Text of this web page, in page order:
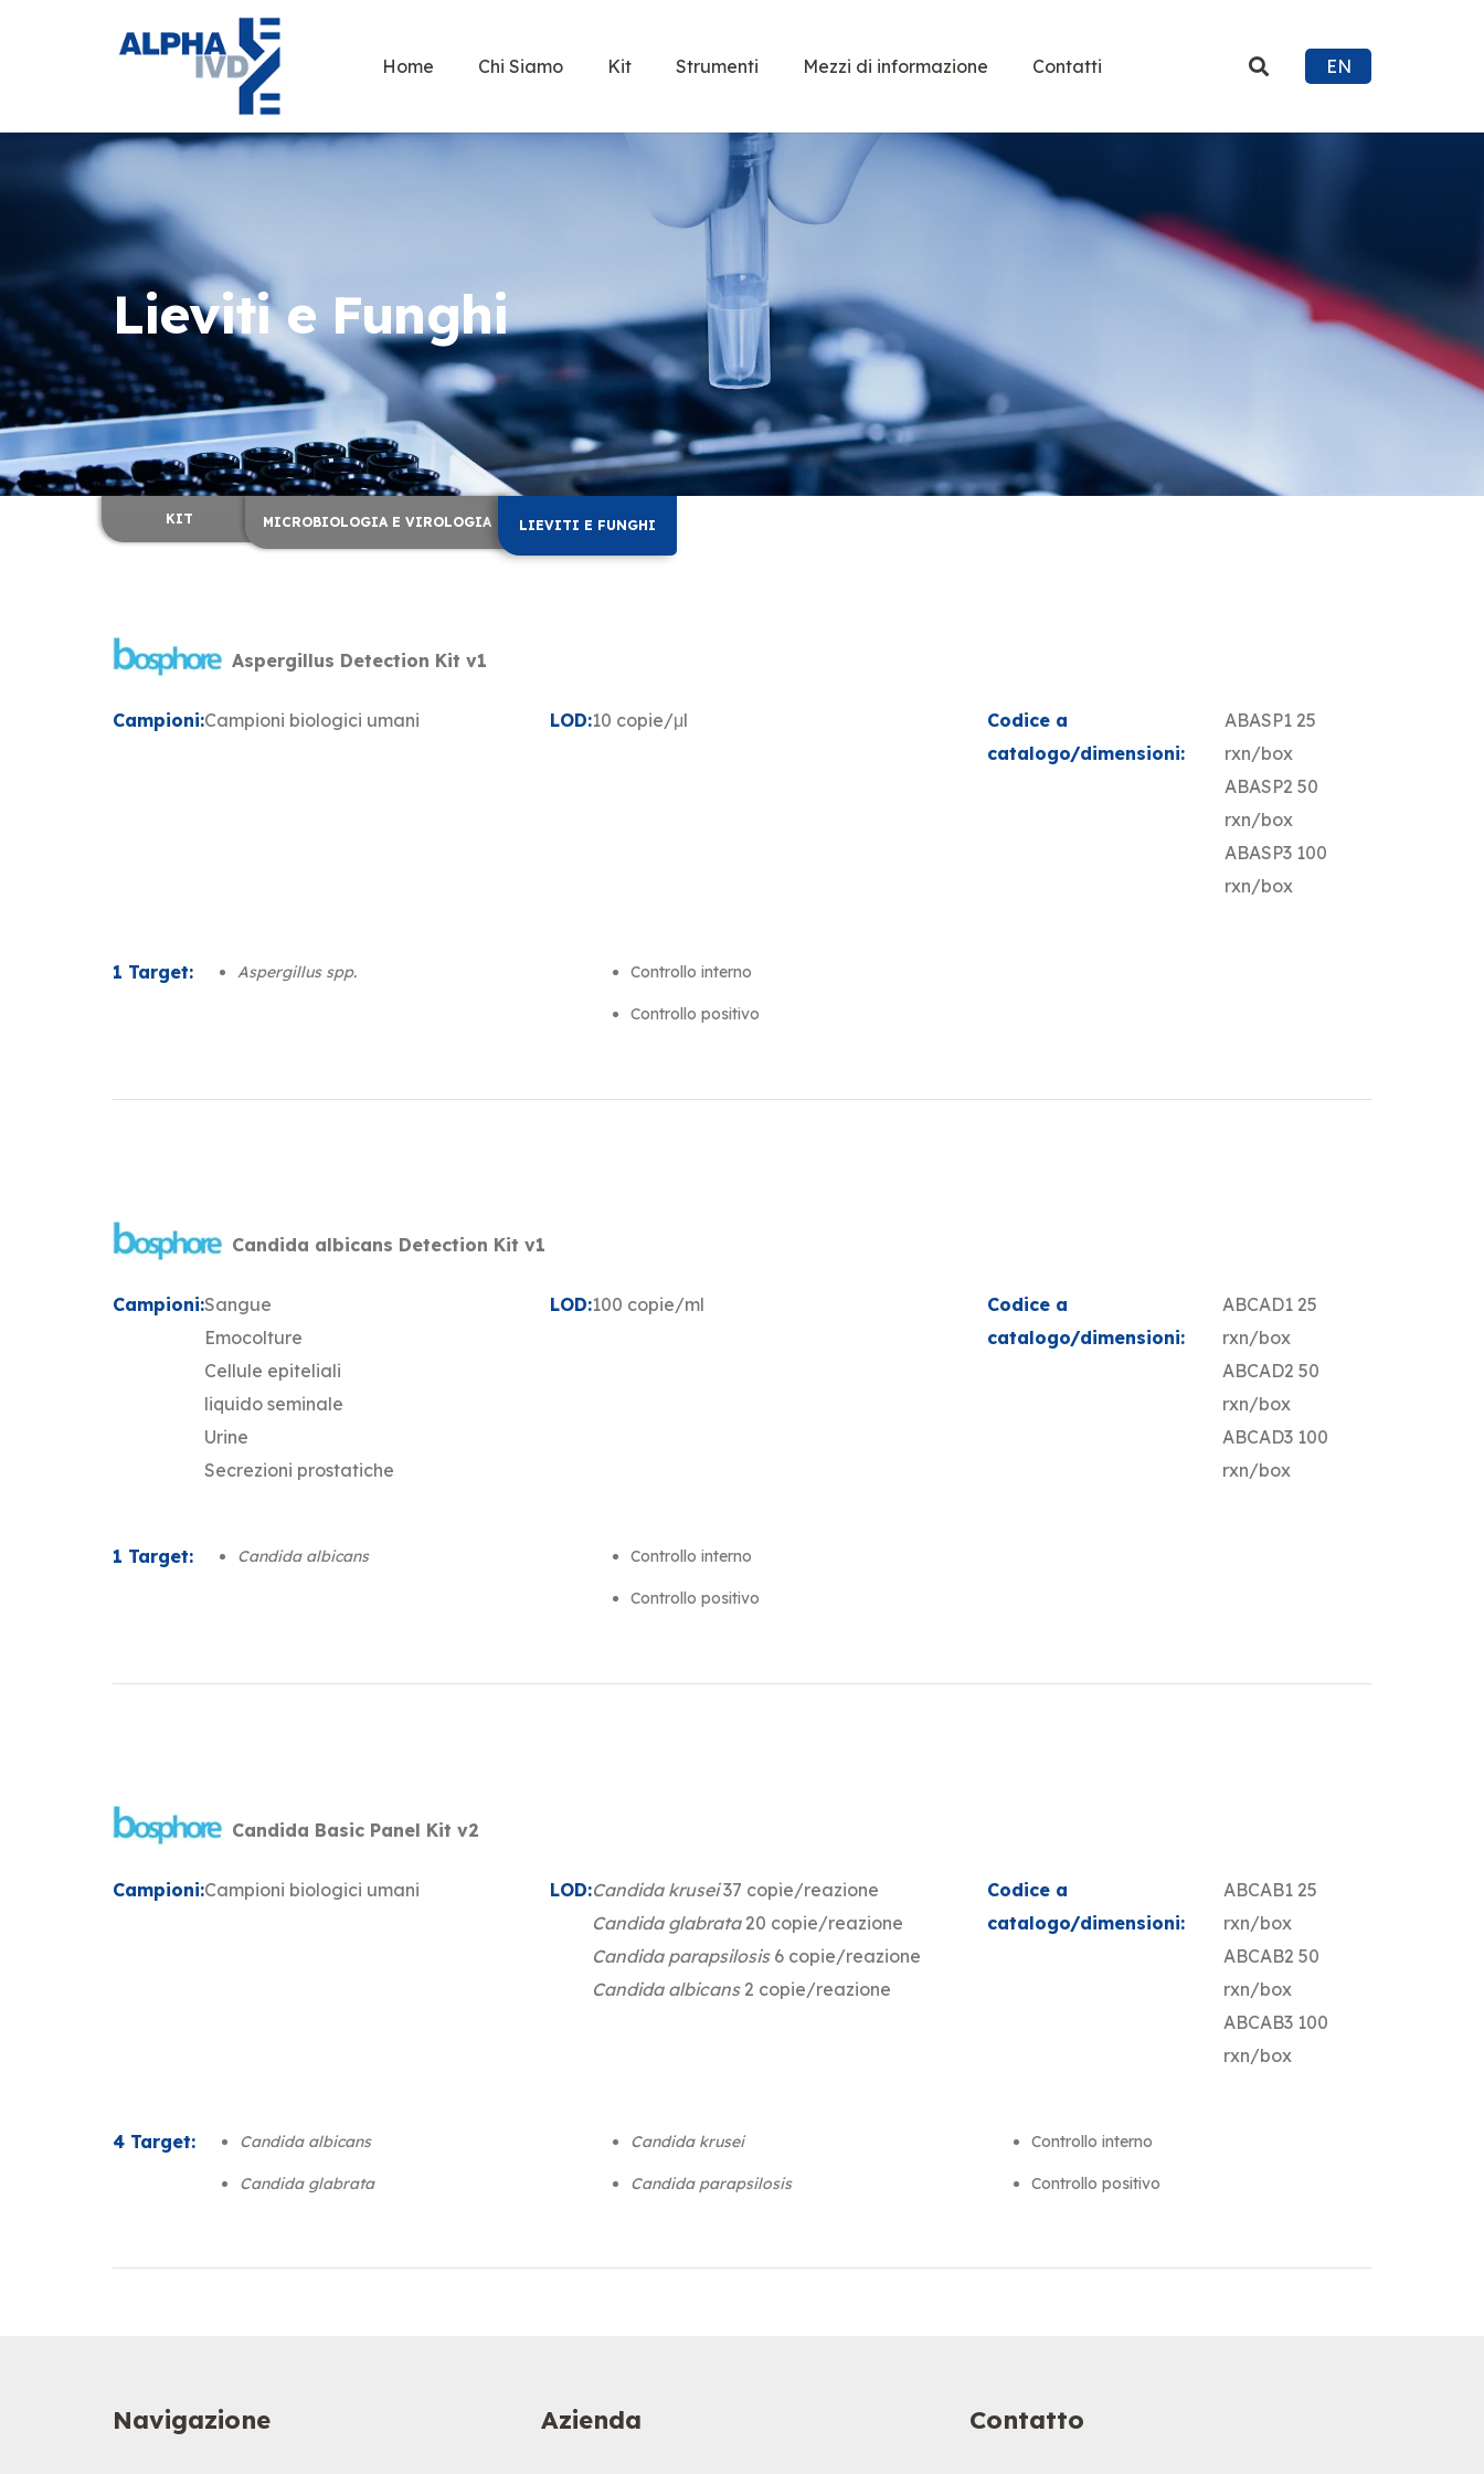
Home Chi Siamo Kit Strumenti Mezzi di informazione Contatti EN
Lieviti e Funghi
KIT MICROBIOLOGIA E VIROLOGIA LIEVITI E FUNGHI
Aspergillus Detection Kit v1
Campioni:Campioni biologici umani LOD:10 copie/μl
Codice a
catalogo/dimensioni:
ABASP1 25
rxn/box
ABASP2 50
rxn/box
ABASP3 100
rxn/box
1 Target: Aspergillus spp. Controllo interno
Controllo positivo
Candida albicans Detection Kit v1
Campioni:Sangue
Emocolture
Cellule epiteliali
liquido seminale
Urine
Secrezioni prostatiche
LOD:100 copie/ml
Codice a
catalogo/dimensioni:
ABCAD1 25
rxn/box
ABCAD2 50
rxn/box
ABCAD3 100
rxn/box
1 Target: Candida albicans Controllo interno
Controllo positivo
Candida Basic Panel Kit v2
Campioni:Campioni biologici umani LOD:Candida krusei37 copie/reazione
Candida glabrata20 copie/reazione
Candida parapsilosis 6 copie/reazione
Candida albicans2 copie/reazione
Codice a
catalogo/dimensioni:
ABCAB1 25
rxn/box
ABCAB2 50
rxn/box
ABCAB3 100
rxn/box
4 Target: Candida albicans
Candida glabrata
Candida krusei
Candida parapsilosis
Controllo interno
Controllo positivo
Navigazione Azienda Contatto